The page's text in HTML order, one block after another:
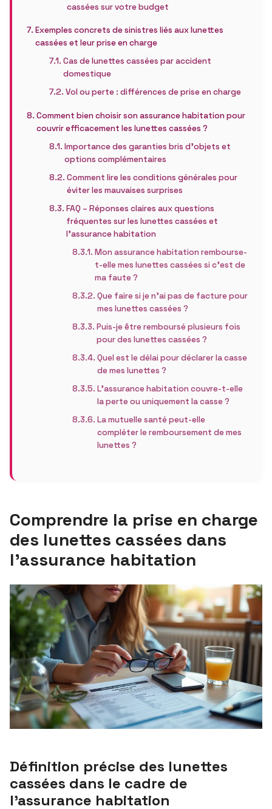
cassées sur votre budget
Exemples concrets de sinistres liés aux lunettes
cassées et leur prise en charge
Cas de lunettes cassées par accident
domestique
Vol ou perte : différences de prise en charge
Comment bien choisir son assurance habitation pour
couvrir efficacement les lunettes cassées ?
Importance des garanties bris d’objets et
options complémentaires
Comment lire les conditions générales pour
éviter les mauvaises surprises
FAQ – Réponses claires aux questions
fréquentes sur les lunettes cassées et
l’assurance habitation
Mon assurance habitation rembourse-
t-elle mes lunettes cassées si c’est de
ma faute ?
Que faire si je n’ai pas de facture pour
mes lunettes cassées ?
Puis-je être remboursé plusieurs fois
pour des lunettes cassées ?
Quel est le délai pour déclarer la casse
de mes lunettes ?
L’assurance habitation couvre-t-elle
la perte ou uniquement la casse ?
La mutuelle santé peut-elle
compléter le remboursement de mes
lunettes ?
Comprendre la prise en charge
des lunettes cassées dans
l’assurance habitation
Définition précise des lunettes
cassées dans le cadre de
l’assurance habitation